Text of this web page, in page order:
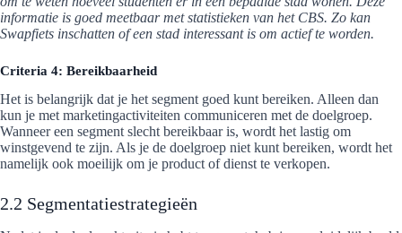
informatie is goed meetbaar met statistieken van het CBS. Zo kan
Swapfiets inschatten of een stad interessant is om actief te worden.
Criteria 4: Bereikbaarheid
Het is belangrijk dat je het segment goed kunt bereiken. Alleen dan
kun je met marketingactiviteiten communiceren met de doelgroep.
Wanneer een segment slecht bereikbaar is, wordt het lastig om
winstgevend te zijn. Als je de doelgroep niet kunt bereiken, wordt het
namelijk ook moeilijk om je product of dienst te verkopen.
2.2 Segmentatiestrategieën